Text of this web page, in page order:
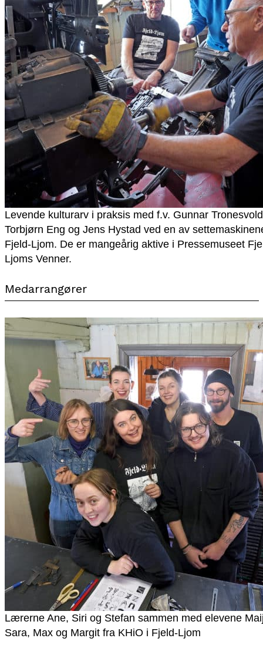
Levende kulturarv i praksis med f.v. Gunnar
Torbjørn Eng og Jens Hystad ved en av
Fjeld-Ljom. De er mangeårig aktive i Pressemuseet
Ljoms Venner.
Medarrangører
Lærerne Ane, Siri og Stefan sammen med elevene
Sara, Max og Margit fra KHiO i Fjeld-Ljom